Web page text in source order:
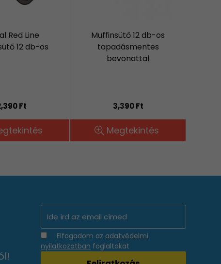
Red Line
12 db-os
Ft
Muffinsütő 12 db-os
tapadásmentes
bevonattal
3,390 Ft
Megtekintés
Elfogadom az adatvédelmi
nyilatkozatban foglaltakat